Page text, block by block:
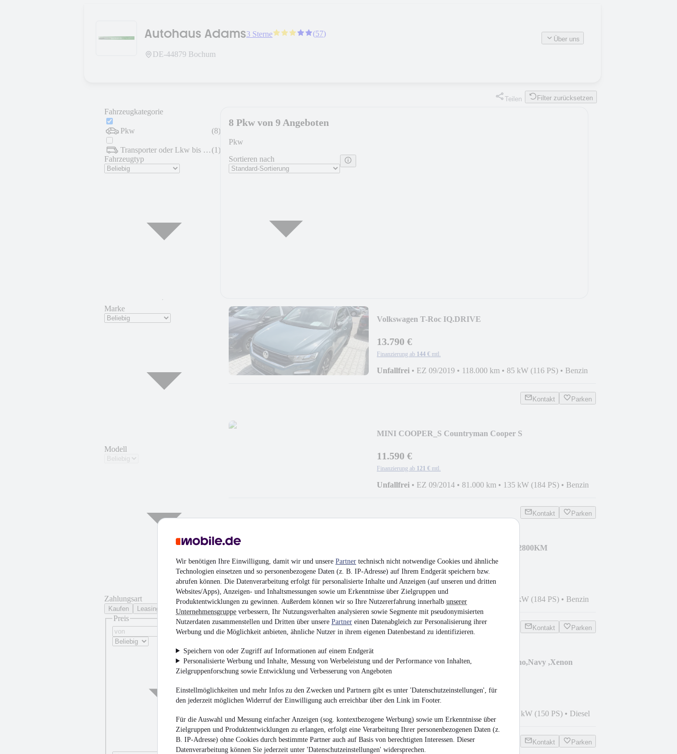
Wir benötigen Ihre Einwilligung, damit wir und unsere Partner technisch nicht notwendige Cookies und ähnliche
Technologien einsetzen und so personenbezogene Daten (z. B. IP-Adresse) auf Ihrem Endgerät speichern bzw.
abrufen können. Die Datenverarbeitung erfolgt für personalisierte Inhalte und Anzeigen (auf unseren und dritten
Websites/Apps), Anzeigen- und Inhaltsmessungen sowie um Erkenntnisse über Zielgruppen und
Produktentwicklungen zu gewinnen. Außerdem können wir so Ihre Nutzererfahrung innerhalb unserer
Unternehmensgruppe verbessern, Ihr Nutzungsverhalten analysieren sowie Segmente mit pseudonymisierten
Nutzerdaten zusammenstellen und Dritten über unsere Partner einen Datenabgleich zur Personalisierung ihrer
Werbung und die Möglichkeit anbieten, ähnliche Nutzer in ihrem eigenen Datenbestand zu identifizieren.
Speichern von oder Zugriff auf Informationen auf einem Endgerät
Personalisierte Werbung und Inhalte, Messung von Werbeleistung und der Performance von Inhalten,
Zielgruppenforschung sowie Entwicklung und Verbesserung von Angeboten
Einstellmöglichkeiten und mehr Infos zu den Zwecken und Partnern gibt es unter 'Datenschutzeinstellungen', für
den jederzeit möglichen Widerruf der Einwilligung auch erreichbar über den Link im Footer.
Für die Auswahl und Messung einfacher Anzeigen (sog. kontextbezogene Werbung) sowie um Erkenntnisse über
Zielgruppen und Produktentwicklungen zu erlangen, erfolgt eine Verarbeitung Ihrer personenbezogenen Daten (z.
B. IP-Adresse) ohne Cookies durch bestimmte Partner auch auf Basis von berechtigten Interessen. Dieser
Datenverarbeitung können Sie jederzeit unter 'Datenschutzeinstellungen' widersprechen.
Autohaus Adams3 Sterne (57)
DE-44879 Bochum
Über uns
Teilen Filter zurücksetzen
Fahrzeugkategorie
Pkw (8)
Transporter oder Lkw bis 7,5 t (1)
Fahrzeugtyp
Marke
Modell
Zahlungsart
Kaufen Leasing
Preis
8 Pkw von 9 Angeboten
Pkw
Sortieren nach
Volkswagen T-Roc IQ.DRIVE
13.790 €
Finanzierung ab 144 € mtl.
Unfallfrei • EZ 09/2019 • 118.000 km • 85 kW (116 PS) • Benzin
Kontakt Parken
MINI COOPER_S Countryman Cooper S
11.590 €
Finanzierung ab 121 € mtl.
Unfallfrei • EZ 09/2014 • 81.000 km • 135 kW (184 PS) • Benzin
Kontakt Parken
Mercedes-Benz E 200 Avantg.,Aut,Orig.32800KM
24.290 €
Finanzierung ab 258 € mtl.
Unfallfrei• EZ 10/2018•32.800 km 135 kW (184 PS) • Benzin
Kontakt Parken
Volkswagen Golf VII 2.0TDI Highline,Pano,Navy ,Xenon
Finanzierung ab 94 € mtl.
110 kW (150 PS) • Diesel
Kontakt Parken